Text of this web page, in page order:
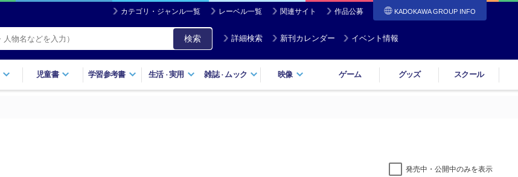
カテゴリ・ジャンル一覧 レーベル一覧 関連サイト 作品公募 KADOKAWA GROUP INFO
検索 詳細検索 新刊カレンダー イベント情報
児童書 学習参考書 生活・実用 雑誌・ ムック 映像 ゲーム グッズ スクール
発売中・公開中のみを表示